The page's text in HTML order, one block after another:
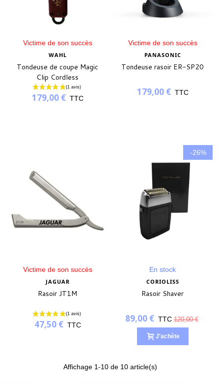
Victime de son succès
WAHL
Tondeuse de coupe Magic
Clip Cordless
179,00 € TTC
Victime de son succès
PANASONIC
Tondeuse rasoir ER-SP20
179,00 € TTC
Victime de son succès
JAGUAR
Rasoir JT1M
47,50 € TTC
-26%
En stock
CORIOLISS
Rasoir Shaver
89,00 € TTC 120,00 €
J'achète
Affichage 1-10 de 10 article(s)